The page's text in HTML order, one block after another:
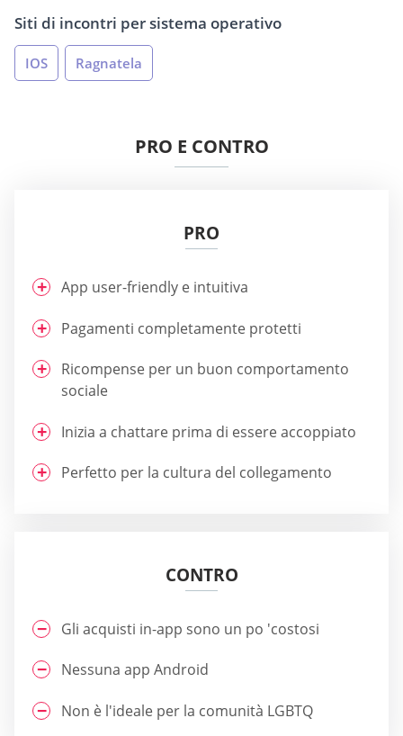
Siti di incontri per sistema operativo
IOS Ragnatela
PRO E CONTRO
PRO
App user-friendly e intuitiva
Pagamenti completamente protetti
Ricompense per un buon comportamento
sociale
Inizia a chattare prima di essere accoppiato
Perfetto per la cultura del collegamento
CONTRO
Gli acquisti in-app sono un po 'costosi
Nessuna app Android
Non è l'ideale per la comunità LGBTQ